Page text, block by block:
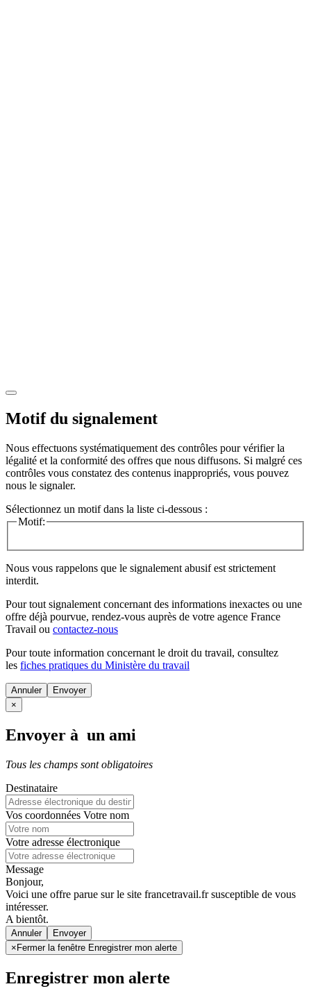
Motif du signalement
Nous effectuons systématiquement des contrôles pour vérifier la
légalité et la conformité des offres que nous diffusons. Si malgré ces
contrôles vous constatez des contenus inappropriés, vous pouvez
nous le signaler.
Sélectionnez un motif dans la liste ci-dessous :
Motif:
Nous vous rappelons que le signalement abusif est strictement
interdit.
Pour tout signalement concernant des informations inexactes ou une
offre déjà pourvue, rendez-vous auprès de votre agence France
Travail ou contactez-nous
Pour toute information concernant le droit du travail, consultez
les fiches pratiques du Ministère du travail
Annuler
×
Envoyer à un ami
Tous les champs sont obligatoires
Destinataire
Vos coordonnées Votre nom
Votre adresse électronique
Message
Bonjour,
Voici une offre parue sur le site francetravail.fr susceptible de vous
intéresser.
A bientôt.
Annuler
× Fermer la fenêtre Enregistrer mon alerte
Enregistrer mon alerte